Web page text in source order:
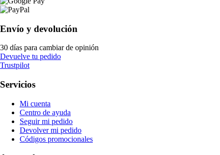
Envío y devolución
30 días para cambiar de opinión
Devuelve tu pedido
Trustpilot
Servicios
Mi cuenta
Centro de ayuda
Seguir mi pedido
Devolver mi pedido
Códigos promocionales